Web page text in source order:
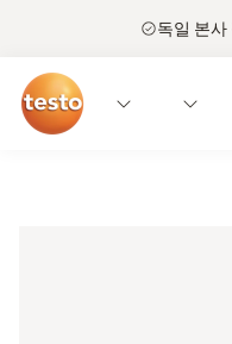
독일 본사